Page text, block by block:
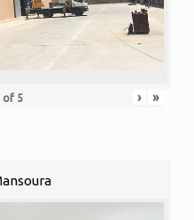
of 5 › »